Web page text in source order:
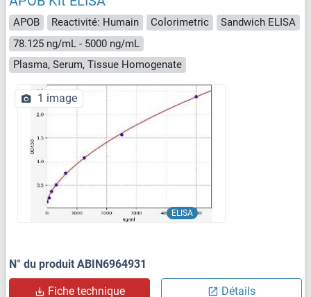
APOB Reactivité: Humain Colorimetric
Sandwich ELISA
78.125 ng/mL - 5000 ng/mL
Plasma, Serum, Tissue Homogenate
ELISA
1 image
N° du produit ABIN6964931
Fiche technique Détails